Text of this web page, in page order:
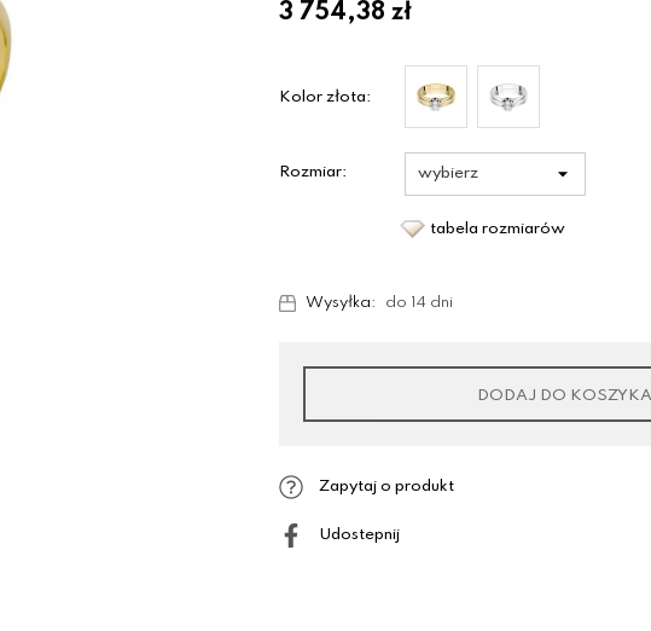
3 754,38 zł
Kolor złota:
Rozmiar:
tabela rozmiarów
Wysyłka: do 14 dni
DODAJ DO KOSZYKA
Zapytaj o produkt
Udostepnij